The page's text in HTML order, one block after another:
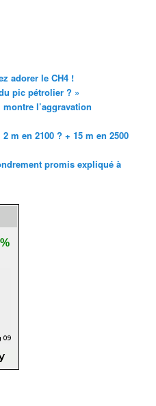
adorer le CH4 !
pic pétrolier ? »
l’aggravation
m en 2100 ? + 15 m en 2500
promis expliqué à